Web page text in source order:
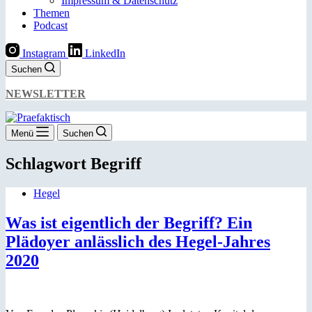
Themen
Podcast
Instagram LinkedIn
Suchen
NEWSLETTER
Menü Suchen
Schlagwort Begriff
Hegel
Was ist eigentlich der Begriff? Ein
Plädoyer anlässlich des Hegel-Jahres
2020